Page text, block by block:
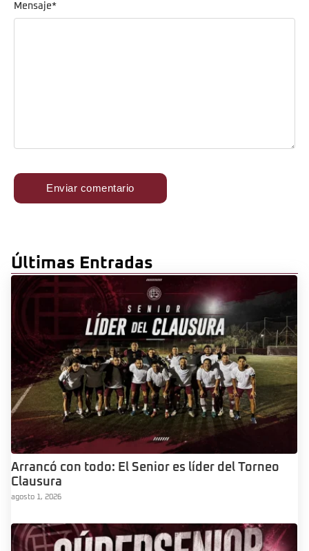
Mensaje*
Últimas Entradas
Arrancó con todo: El Senior es líder del Torneo
Clausura
agosto 1, 2026